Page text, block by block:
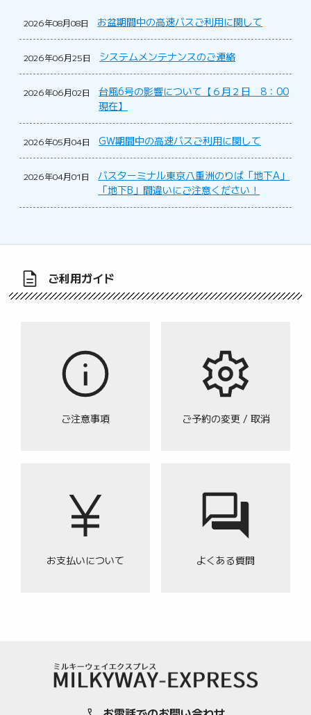
2026年08月08日 お盆期間中の高速バスご利用に関して
2026年06月25日 システムメンテナンスのご連絡
2026年06月02日
台風6号の影響について【６月２日 8：00
現在】
2026年05月04日 GW期間中の高速バスご利用に関して
2026年04月01日
バスターミナル東京八重洲のりば「地下A」
「地下B」間違いにご注意ください！
ご利用ガイド
ご注意事項 ご予約の変更 / 取消
お支払いについて よくある質問